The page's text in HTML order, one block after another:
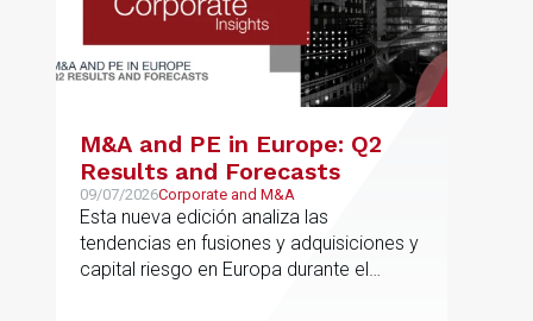
M&A and PE in Europe: Q2
Results and Forecasts
09/07/2026Corporate and M&A
Esta nueva edición analiza las
tendencias en fusiones y adquisiciones y
capital riesgo en Europa durante el